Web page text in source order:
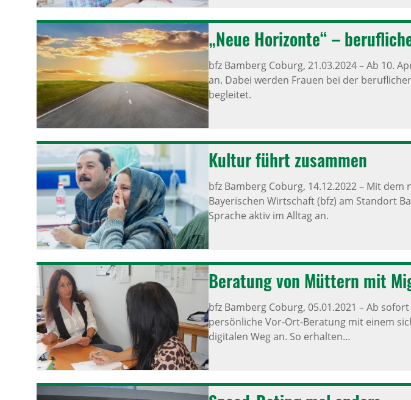
„Neue Hori­zonte“ –
bfz Bamberg Coburg, 21.03.2024–Ab 10.
an. Dabei werden Frauen bei der
begleitet.
Kultur führt zusammen
bfz Bamberg Coburg, 14.12.2022–Mit dem
Bayerischen Wirtschaft (bfz) am Standort
Sprache aktiv im Alltag an.
Bera­tung von Müttern mit
bfz Bamberg Coburg, 05.01.2021 –Ab sofort
persönliche Vor-Ort-Beratung mit einem
digitalen Weg an. So erhalten…